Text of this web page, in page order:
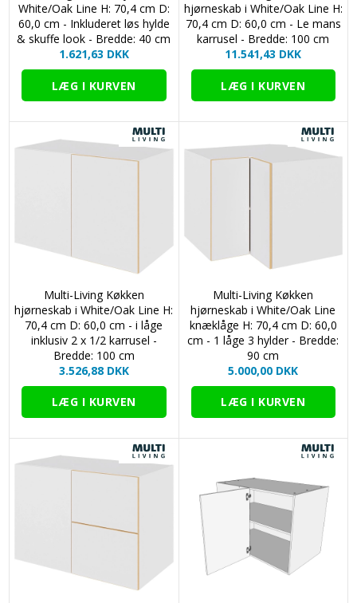
White/Oak Line H: 70,4 cm D:
60,0 cm - Inkluderet løs hylde
& skuffe look - Bredde: 40 cm
1.621,63 DKK
hjørneskab i White/Oak Line H:
70,4 cm D: 60,0 cm - Le mans
karrusel - Bredde: 100 cm
11.541,43 DKK
Multi-Living Køkken
hjørneskab i White/Oak Line H:
70,4 cm D: 60,0 cm - i låge
inklusiv 2 x 1/2 karrusel -
Bredde: 100 cm
3.526,88 DKK
Multi-Living Køkken
hjørneskab i White/Oak Line
knæklåge H: 70,4 cm D: 60,0
cm - 1 låge 3 hylder - Bredde:
90 cm
5.000,00 DKK